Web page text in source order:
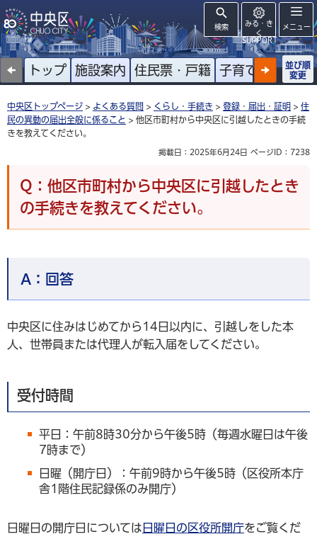
検索
みる・き
く
SUPPORT
メニュー
トップ 施設案内 住民票・戸籍 子育て 高齢者
並び順
変更
中央区トップページ > よくある質問 > くらし・手続き > 登録・届出・証明 > 住
民の異動の届出全般に係ること > 他区市町村から中央区に引越したときの手続
きを教えてください。
掲載日：2025年6月24日 ページID：7238
Q：他区市町村から中央区に引越したとき
の手続きを教えてください。
A： 回答
中央区に住みはじめてから14日以内に、引越しをした本
人、世帯員または代理人が転入届をしてください。
受付時間
平日：午前8時30分から午後5時（毎週水曜日は午後
7時まで）
日曜（開庁日）：午前9時から午後5時（区役所本庁
舎1階住民記録係のみ開庁）
日曜日の開庁日については 日曜日の区役所開庁をご覧くだ